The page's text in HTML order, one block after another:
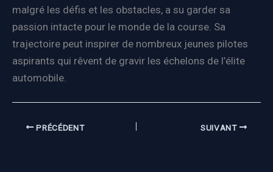
malgré les défis et les obstacles, a su garder sa
passion intacte pour le monde de la course. Sa
trajectoire peut inspirer de nombreux jeunes pilotes
aspirants qui rêvent de gravir les échelons de l’élite
automobile.
PRÉCÉDENT SUIVANT